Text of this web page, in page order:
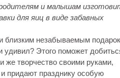
и малышам
для яиц в виде забавных
близким незабываемым
удивил? Этого поможет
же творчество своими руками,
придают празднику особую